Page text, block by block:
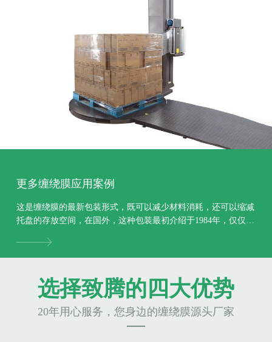
更多缠绕膜应用案例
这是缠绕膜的最新包装形式，既可以减少材料消耗，还可以缩减
托盘的存放空间，在国外，这种包装最初介绍于1984年，仅仅一
选择致腾的四大优势
20年用心服务，您身边的缠绕膜源头厂家